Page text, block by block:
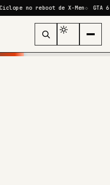
de X-Men GTA 6 pode ter